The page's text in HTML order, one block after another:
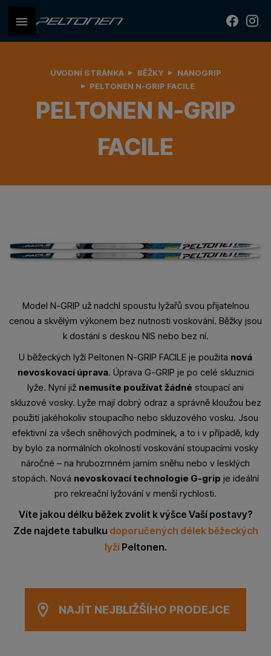
PELTONEN N-GRIP
FACILE
ÚVODNÍ STRÁNKA BĚŽKY
NANOGRIP
PELTONEN N-GRIP FACILE
Model N-GRIP už nadchl spoustu lyžařů svou přijatelnou
cenou a skvělým výkonem bez nutnosti voskování. Běžky jsou
k dostání s deskou NIS nebo bez ní.
U běžeckých lyží Peltonen N-GRIP FACILE je použita nová
nevoskovací úprava. Úprava G-GRIP je po celé skluznici
lyže. Nyní již nemusíte používat žádné stoupací ani
skluzové vosky. Lyže mají dobrý odraz a správně kloužou bez
použití jakéhokoliv stoupacího nebo skluzového vosku. Jsou
efektivní za všech sněhových podmínek, a to i v případě, kdy
by bylo za normálních okolností voskování stoupacími vosky
náročné – na hrubozrnném jarním sněhu nebo v lesklých
stopách. Nová nevoskovací technologie G-grip je ideální
pro rekreační lyžování v menší rychlosti.
Víte jakou délku běžek zvolit k výšce Vaší postavy?
Zde najdete tabulku doporučených délek běžeckých
lyžíPeltonen.
NAJÍT NEJBLIŽŠÍHO PRODEJCE